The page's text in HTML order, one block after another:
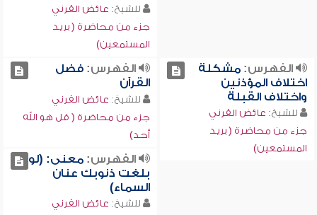
للشيخ: عائض القرني
جزء من محاضرة ( بريد
المستمعين)
الفهرس:مشكلة
اختلاف المؤذنين
واختلاف القبلة
للشيخ: عائض القرني
جزء من محاضرة ( بريد
المستمعين)
الفهرس:فضل
القرآن
للشيخ: عائض القرني
جزء من محاضرة ( قل هو الله
أحد)
الفهرس:معنى: (لو
بلغت ذنوبك عنان
السماء)
للشيخ: عائض القرني